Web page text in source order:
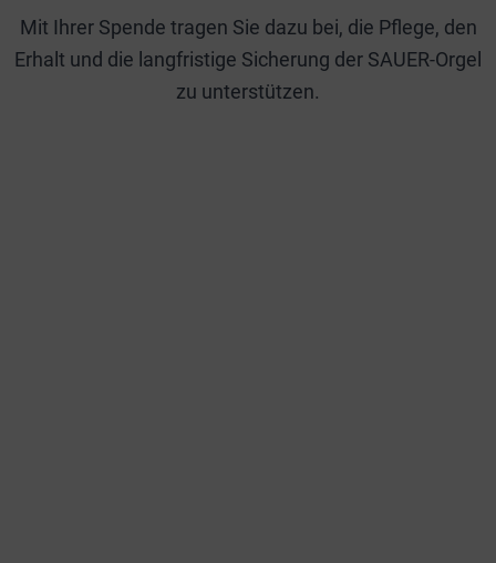
Mit Ihrer Spende tragen Sie dazu bei, die Pflege, den
Erhalt und die langfristige Sicherung der SAUER-Orgel
zu unterstützen.